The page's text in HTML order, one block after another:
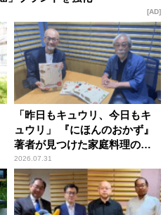
AD
「昨日もキュウリ、今日もキ
ュウリ」 『にほんのおかず』
著者が見つけた家庭料理の知
恵
2026.07.31